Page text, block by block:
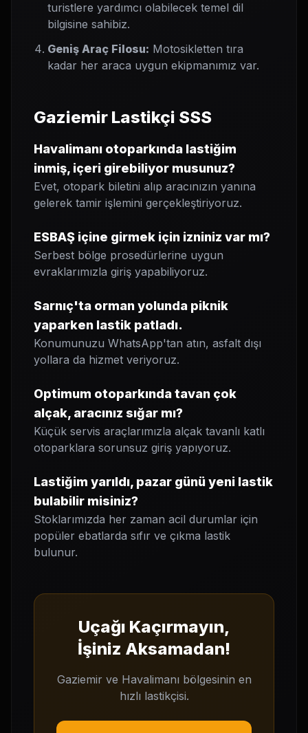
turistlere yardımcı olabilecek temel dil
bilgisine sahibiz.
Geniş Araç Filosu: Motosikletten tıra
kadar her araca uygun ekipmanımız var.
Gaziemir Lastikçi SSS
Havalimanı otoparkında lastiğim
inmiş, içeri girebiliyor musunuz?
Evet, otopark biletini alıp aracınızın yanına
gelerek tamir işlemini gerçekleştiriyoruz.
ESBAŞ içine girmek için izniniz var mı?
Serbest bölge prosedürlerine uygun
evraklarımızla giriş yapabiliyoruz.
Sarnıç'ta orman yolunda piknik
yaparken lastik patladı.
Konumunuzu WhatsApp'tan atın, asfalt dışı
yollara da hizmet veriyoruz.
Optimum otoparkında tavan çok
alçak, aracınız sığar mı?
Küçük servis araçlarımızla alçak tavanlı katlı
otoparklara sorunsuz giriş yapıyoruz.
Lastiğim yarıldı, pazar günü yeni lastik
bulabilir misiniz?
Stoklarımızda her zaman acil durumlar için
popüler ebatlarda sıfır ve çıkma lastik
bulunur.
Uçağı Kaçırmayın,
İşiniz Aksamadan!
Gaziemir ve Havalimanı bölgesinin en
hızlı lastikçisi.